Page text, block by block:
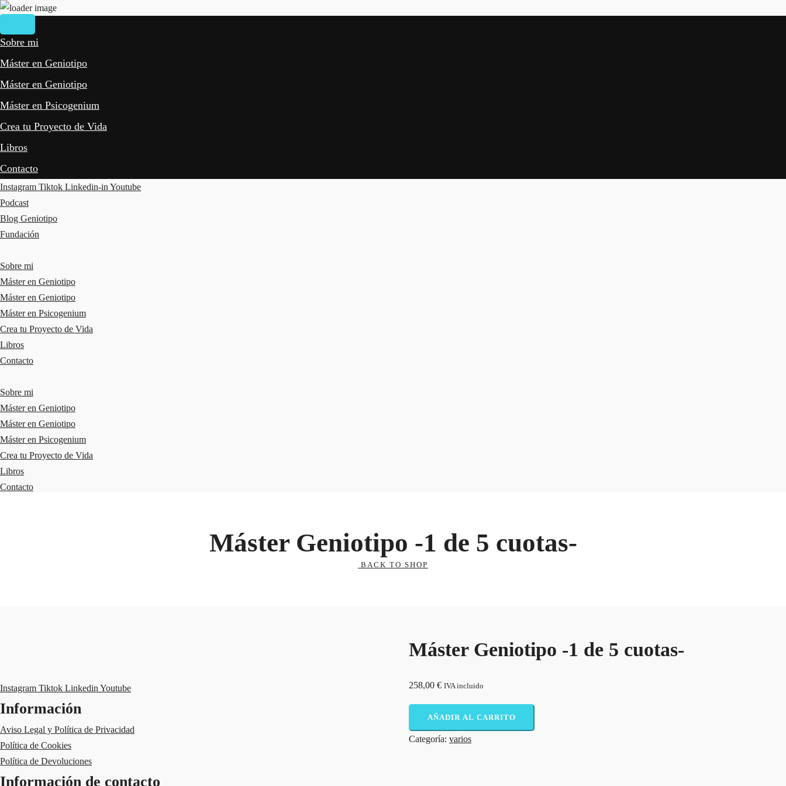
Sobre mi
Máster en Geniotipo
Máster en Geniotipo
Máster en Psicogenium
Crea tu Proyecto de Vida
Libros
Contacto
Instagram Tiktok Linkedin-in Youtube
Podcast
Blog Geniotipo
Fundación
Sobre mi
Máster en Geniotipo
Máster en Geniotipo
Máster en Psicogenium
Crea tu Proyecto de Vida
Libros
Contacto
Sobre mi
Máster en Geniotipo
Máster en Geniotipo
Máster en Psicogenium
Crea tu Proyecto de Vida
Libros
Contacto
Máster Geniotipo -1 de 5 cuotas-
BACK TO SHOP
Máster Geniotipo -1 de 5 cuotas-
258,00 € IVA incluido
-1
AÑADIR AL CARRITO
Categoría: varios
Instagram Tiktok Linkedin Youtube
Información
Aviso Legal y Política de Privacidad
Política de Cookies
Política de Devoluciones
Información de contacto